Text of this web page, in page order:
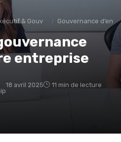
& Gouvernance Gouvernance
entreprise
18 avril 2025 11 min de lecture